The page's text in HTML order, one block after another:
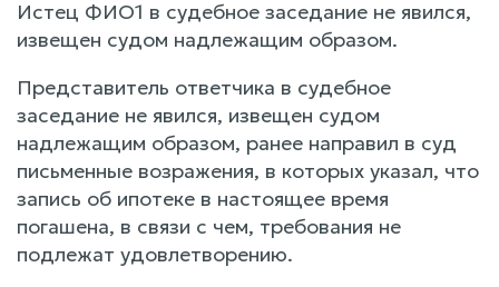
Истец ФИО1 в судебное заседание не явился,
извещен судом надлежащим образом.
Представитель ответчика в судебное
заседание не явился, извещен судом
надлежащим образом, ранее направил в суд
письменные возражения, в которых указал, что
запись об ипотеке в настоящее время
погашена, в связи с чем, требования не
подлежат удовлетворению.